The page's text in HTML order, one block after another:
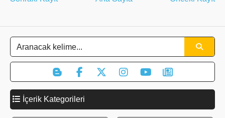
İçerik Kategorileri